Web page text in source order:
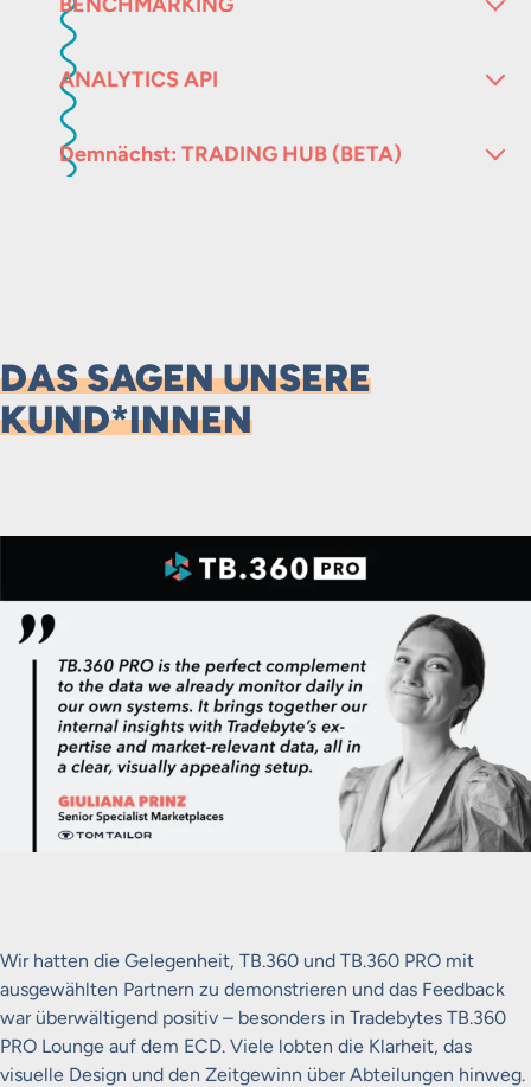
ANALYTICS API
Demnächst: TRADING HUB (BETA)
DAS SAGEN UNSERE
KUND*INNEN
Wir hatten die Gelegenheit, TB.360 und TB.360 PRO mit
ausgewählten Partnern zu demonstrieren und das Feedback
war überwältigend positiv – besonders in Tradebytes TB.360
PRO Lounge auf dem ECD. Viele lobten die Klarheit, das
visuelle Design und den Zeitgewinn über Abteilungen hinweg.